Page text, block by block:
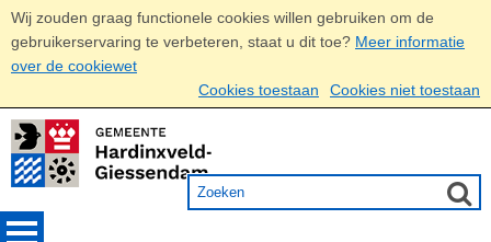
Wij zouden graag functionele cookies willen gebruiken om de
gebruikerservaring te verbeteren, staat u dit toe? Meer informatie
over de cookiewet
Cookies toestaan
Cookies niet toestaan